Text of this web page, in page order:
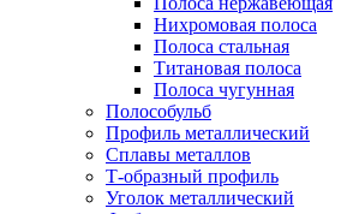
Нихромовая полоса
Полоса стальная
Титановая полоса
Полоса чугунная
Полособульб
Профиль металлический
Сплавы металлов
Т-образный профиль
Уголок металлический